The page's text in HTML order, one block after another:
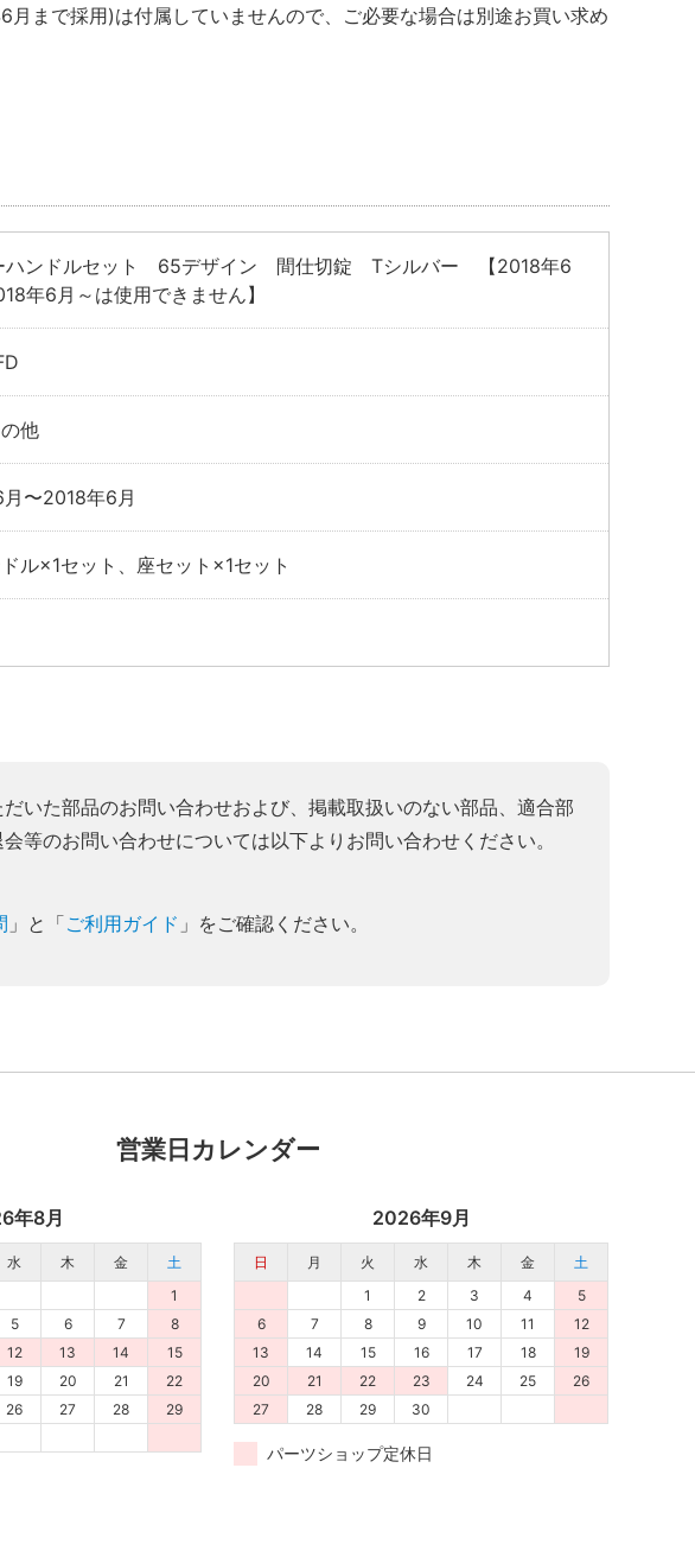
まで採用)は付属していませんので、ご必要な場合は別途お買い求め
ハンドルセット 65デザイン 間仕切錠 Tシルバー 【2018年6
年6月～は使用できません】
〜2018年6月
ル×1セット、座セット×1セット
いた部品のお問い合わせおよび、掲載取扱いのない部品、適合部
等のお問い合わせについては以下よりお問い合わせください。
」と「ご利用ガイド 」をご確認ください。
商品です。
い商品をご購入くださ
営業日カレンダー
年8月
水 木 金
土
1
5 6 7
8
12 13 14
15
19 20 21
22
26 27 28
29
2026年9月
日 月 火 水 木 金
土
1
2 3 4
5
6
7 8 9 10 11
12
13
14 15 16 17 18
19
20
21 22 23 24 25
26
27
28 29 30
パーツショップ定休日